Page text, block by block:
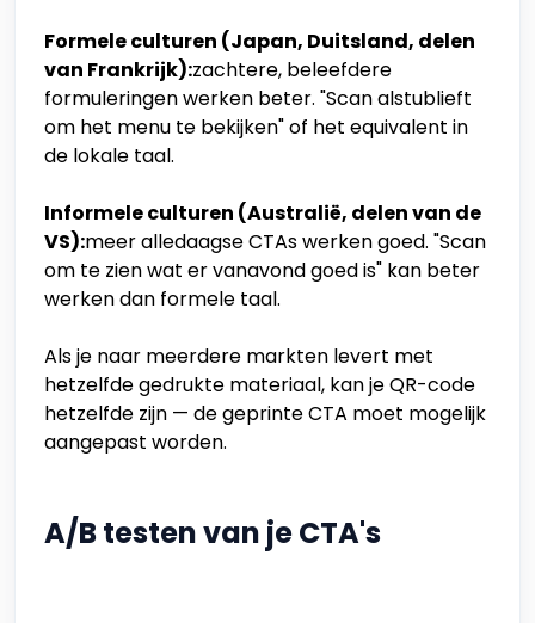
Formele culturen (Japan, Duitsland, delen
van Frankrijk):zachtere, beleefdere
formuleringen werken beter. "Scan alstublieft
om het menu te bekijken" of het equivalent in
de lokale taal.
Informele culturen (Australië, delen van de
VS):meer alledaagse CTAs werken goed. "Scan
om te zien wat er vanavond goed is" kan beter
werken dan formele taal.
Als je naar meerdere markten levert met
hetzelfde gedrukte materiaal, kan je QR-code
hetzelfde zijn — de geprinte CTA moet mogelijk
aangepast worden.
A/B testen van je CTA's